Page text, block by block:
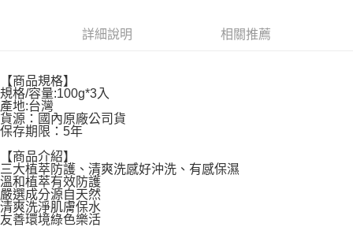
每筆NT$60，滿NT$599(含以上)免運費
每筆NT$60，滿NT$599(含以上)免運費
宅配
每筆NT$120，滿NT$1,999(含以上)免運費
詳細說明 相關推薦
【商品規格】
規格/容量:100g*3入
產地:台灣
貨源：國內原廠公司貨
保存期限：5年
【商品介紹】
三大植萃防護、清爽洗感好沖洗、有感保濕
溫和植萃有效防護
嚴選成分源自天然
清爽洗淨肌膚保水
友善環境綠色樂活